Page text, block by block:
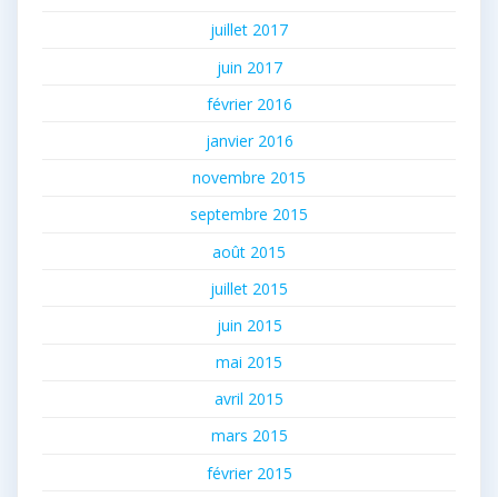
juillet 2017
juin 2017
février 2016
janvier 2016
novembre 2015
septembre 2015
août 2015
juillet 2015
juin 2015
mai 2015
avril 2015
mars 2015
février 2015